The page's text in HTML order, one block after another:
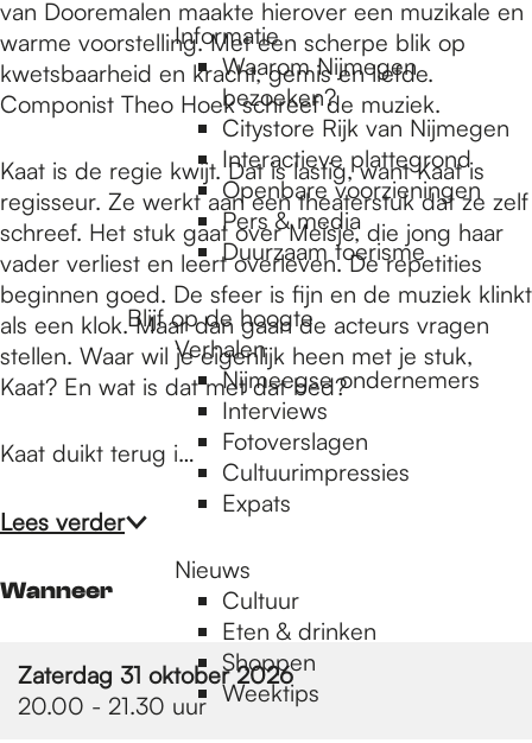
Informatie
Waarom Nijmegen
bezoeken?
Citystore Rijk van Nijmegen
Interactieve plattegrond
Openbare voorzieningen
Pers & media
Duurzaam toerisme
Blijf op de hoogte
Verhalen
Nijmeegse ondernemers
Interviews
Fotoverslagen
Cultuurimpressies
Expats
Nieuws
Cultuur
Eten & drinken
Shoppen
Weektips
van Dooremalen maakte hierover een muzikale en
warme voorstelling. Met een scherpe blik op
kwetsbaarheid en kracht, gemis en liefde.
Componist Theo Hoek schreef de muziek.
Kaat is de regie kwijt. Dat is lastig, want Kaat is
regisseur. Ze werkt aan een theaterstuk dat ze zelf
schreef. Het stuk gaat over Meisje, die jong haar
vader verliest en leert overleven. De repetities
beginnen goed. De sfeer is fijn en de muziek klinkt
als een klok. Maar dan gaan de acteurs vragen
stellen. Waar wil je eigenlijk heen met je stuk,
Kaat? En wat is dat met dat bed?
Kaat duikt terug i…
Lees verder
Wanneer
Zaterdag 31 oktober 2026
20.00 - 21.30 uur